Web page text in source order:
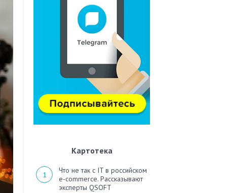
Картотека
Что не так с IT в российском
e-commerce. Рассказывают
эксперты QSOFT